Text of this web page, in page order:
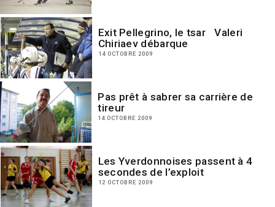
Exit Pellegrino, le tsar Valeri
Chiriaev débarque
14 OCTOBRE 2009
Pas prêt à sabrer sa carrière de
tireur
14 OCTOBRE 2009
Les Yverdonnoises passent à 4
secondes de l’exploit
12 OCTOBRE 2009